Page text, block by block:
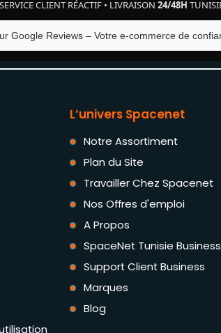
SERVICE CLIENT RÉACTIF • LIVRAISON 24/48H
Google Reviews – Votre e-commerce de
L’univers Spacenet
Notre Assortiment
Plan du Site
Travailler Chez Spacenet
Nos Offres d'emploi
A Propos
SpaceNet Tunisie Business
Support Client Business
Marques
Blog